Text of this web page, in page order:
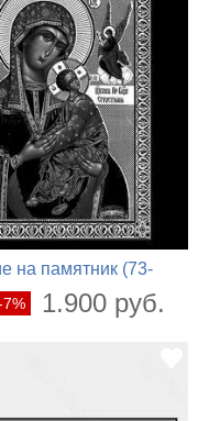
на памятник (73-
7% 1.900 руб.